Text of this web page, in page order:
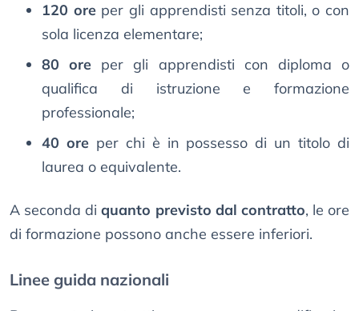
120 oreper gli apprendisti senza titoli, o con
sola licenza elementare;
80 ore per gli apprendisti con diploma o
qualifica di istruzione e formazione
professionale;
40 oreper chi è in possesso di un titolo di
laurea o equivalente.
A seconda diquanto previsto dal contratto, le ore
di formazione possono anche essere inferiori.
Linee guida nazionali